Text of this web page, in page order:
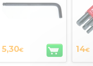
5,30€ 14€